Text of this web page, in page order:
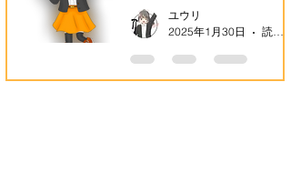
が完成したん！✨💕
ユウリ
2025年1月30日
読了時間: 3分